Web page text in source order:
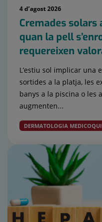
4 d’agost 2026
Cremades solars
quan la pell
requereixen
L’estiu sol implicar una
sortides a la platja, les
banys a la piscina o les
augmenten...
DERMATOLOGIA